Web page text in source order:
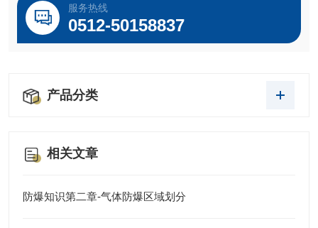
服务热线
0512-50158837
产品分类
相关文章
防爆知识第二章-气体防爆区域划分